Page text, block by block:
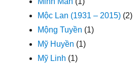
Mộc Lan (1931 – 2015) (2)
Mộng Tuyền (1)
Mỹ Huyền (1)
Mỹ Linh (1)